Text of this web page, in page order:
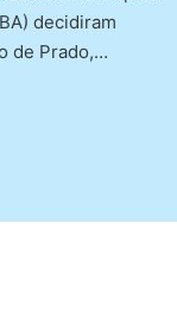
decidiram
de Prado,…